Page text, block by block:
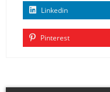
Linkedin
Pinterest